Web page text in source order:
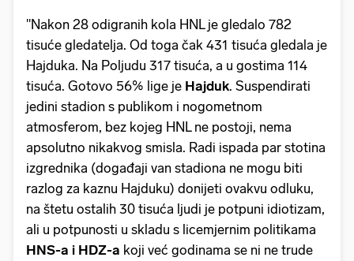
"Nakon 28 odigranih kola HNL je gledalo 782
tisuće gledatelja. Od toga čak 431 tisuća gledala je
Hajduka. Na Poljudu 317 tisuća, a u gostima 114
tisuća. Gotovo 56% lige je Hajduk. Suspendirati
jedini stadion s publikom i nogometnom
atmosferom, bez kojeg HNL ne postoji, nema
apsolutno nikakvog smisla. Radi ispada par stotina
izgrednika (događaji van stadiona ne mogu biti
razlog za kaznu Hajduku) donijeti ovakvu odluku,
na štetu ostalih 30 tisuća ljudi je potpuni idiotizam,
ali u potpunosti u skladu s licemjernim politikama
HNS-a i HDZ-a koji već godinama se ni ne trude